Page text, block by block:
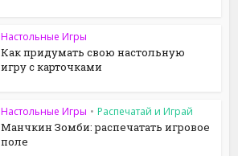
Настольные Игры
Как придумать свою настольную
игру с карточками
Настольные Игры • Распечатай и Играй
Манчкин Зомби: распечатать игровое
поле